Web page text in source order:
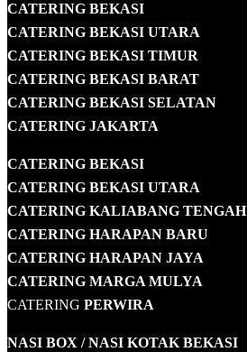
CATERING BEKASI
CATERING BEKASI UTARA
CATERING BEKASI TIMUR
CATERING BEKASI BARAT
CATERING BEKASI SELATAN
CATERING JAKARTA
CATERING BEKASI
CATERING BEKASI UTARA
CATERING KALIABANG TENGAH
CATERING HARAPAN BARU
CATERING HARAPAN JAYA
CATERING MARGA MULYA
CATERING PERWIRA
NASI BOX / NASI KOTAK BEKASI